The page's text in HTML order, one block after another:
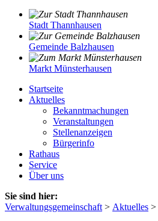
Stadt Thannhausen
Gemeinde Balzhausen
Markt Münsterhausen
Startseite
Aktuelles
Bekanntmachungen
Veranstaltungen
Stellenanzeigen
Bürgerinfo
Rathaus
Service
Über uns
Sie sind hier:
Verwaltungsgemeinschaft > Aktuelles >